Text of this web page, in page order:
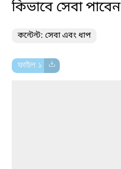
কিভাবে সেবা পাবেন
কন্টেন্ট: সেবা এবং ধাপ
ফাইল ১